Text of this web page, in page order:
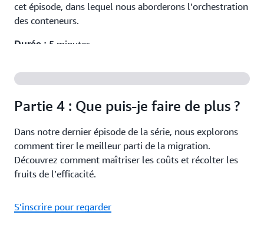
cet épisode, dans lequel nous aborderons l’orchestration
des conteneurs.
Durée : 5 minutes
Architect chez AWS, et Jamila Jamilova, Startup
Solutions Architect chez AWS
Votre infrastructure doit suivre la mise à l’échelle de vos
clients. Découvrez comment tenir leur rythme grâce à un
déploiement d’infrastructure automatisé, sûr et
Durée :6 minutes
Partie 4 : Que puis-je faire de plus ?
Dans notre dernier épisode de la série, nous explorons
comment tirer le meilleur parti de la migration.
Découvrez comment maîtriser les coûts et récolter les
fruits de l’efficacité.
S’inscrire pour regarder